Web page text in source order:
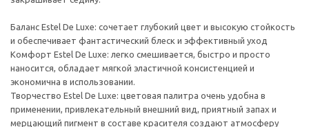
Баланс Estel De Luxe: сочетает глубокий цвет и высокую стойкость
и обеспечивает фантастический блеск и эффективный уход
Комфорт Estel De Luxe: легко смешивается, быстро и просто
наносится, обладает мягкой эластичной консистенцией и
экономична в использовании.
Творчество Estel De Luxe: цветовая палитра очень удобна в
применении, привлекательный внешний вид, приятный запах и
мерцающий пигмент в составе красителя создают атмосферу